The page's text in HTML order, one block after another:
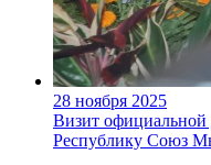
28 ноября 2025
Визит официальной
Республику Союз